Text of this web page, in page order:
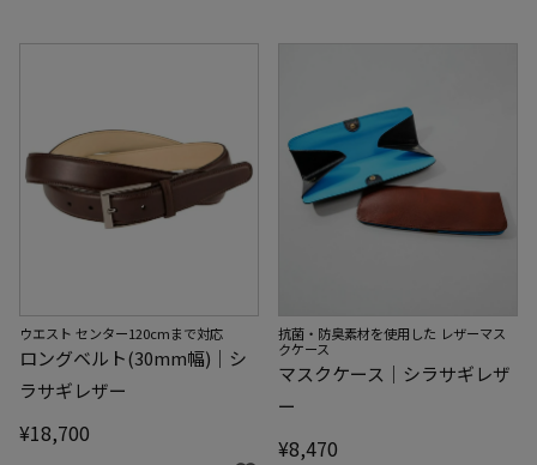
ウエスト センター120cmまで対応
ロングベルト(30mm幅)｜シ
ラサギレザー
¥18,700
抗菌・防臭素材を使用した レザーマス
クケース
マスクケース｜シラサギレザ
ー
¥8,470